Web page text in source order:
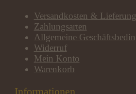
Versandkosten & Lieferung
Zahlungsarten
Allgemeine
Widerruf
Mein Konto
Warenkorb
Informationen